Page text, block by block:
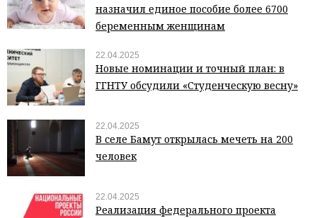
назначил единое пособие более 6700
беременным женщинам
22.04.2025
Новые номинации и точный план: в
ГГНТУ обсудили «Студенческую весну»
22.04.2025
В селе Бамут открылась мечеть на 200
человек
22.04.2025
Реализация федерального проекта